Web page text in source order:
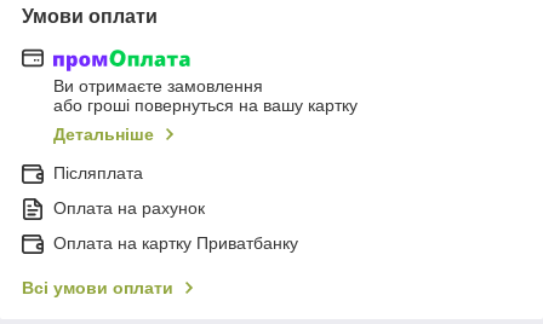
Умови оплати
Ви отримаєте замовлення
або гроші повернуться на вашу картку
Детальніше
Післяплата
Оплата на рахунок
Оплата на картку Приватбанку
Всі умови оплати